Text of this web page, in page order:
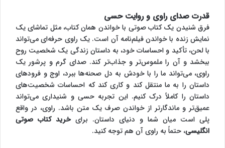
قدرت صدای راوی و روایت حسی
فرق شنیدن یک کتاب صوتی با خواندن همان کتاب، مثل تماشای یک
نمایش زنده با خواندن فیلم‌نامه آن است. یک راوی حرفه‌ای می‌تواند
با لحن، تأکید و احساسات خود، به داستان زندگی یک شخصیت روح
ببخشد و آن را ملموس‌تر و جذاب‌تر کند. صدای گرم و پرشور یک
راوی، می‌تواند ما را با خودش به دل صحنه‌ها ببرد، اوج و فرودهای
داستان را به ما منتقل کند و کاری کند که احساسات شخصیت‌های
داستان را کاملاً درک کنیم. این تجربه حسی و شنیداری می‌تواند
عمیق‌تر و ماندگارتر از خواندن صرف یک متن باشد. راوی، در واقع
پلی است میان شما و دنیای داستان. برای خرید کتاب صوتی
انگلیسی، حتماً به راوی آن هم توجه کنید.